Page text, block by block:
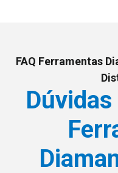
FAQ Ferramentas